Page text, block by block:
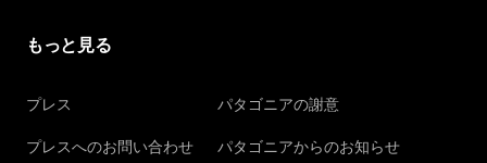
もっと見る
プレス
プレスへのお問い合わせ
パタゴニアの謝意
パタゴニアからのお知らせ